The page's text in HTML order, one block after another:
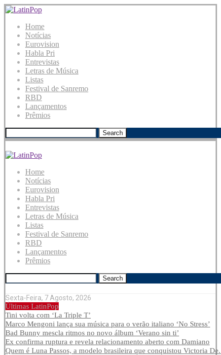
Home
Notícias
Eurovision
Habla Pri
Entrevistas
Letras de Música
Listas
Festival de Sanremo
RBD
Lançamentos
Prêmios
Search
Home
Notícias
Eurovision
Habla Pri
Entrevistas
Letras de Música
Listas
Festival de Sanremo
RBD
Lançamentos
Prêmios
Search
Sexta-Feira, 7 Agosto, 2026
Últimas LatinPop
Tini volta com ‘La Triple T’
Marco Mengoni lança sua música para o verão italiano ‘No Stress’
Bad Bunny mescla ritmos no novo álbum ‘Verano sin ti’
Ex confirma ruptura e revela relacionamento aberto com Damiano
Quem é Luna Passos, a modelo brasileira que conquistou Victoria